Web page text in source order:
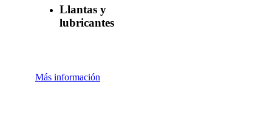
Llantas y
lubricantes
Más información